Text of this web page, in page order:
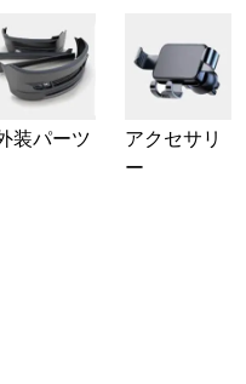
装パーツ
アクセサリ
ー